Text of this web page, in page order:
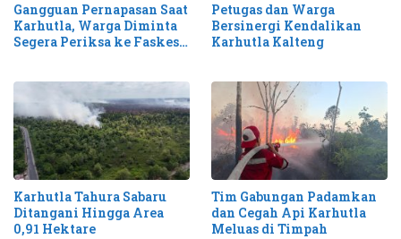
Gangguan Pernapasan Saat
Karhutla, Warga Diminta
Segera Periksa ke Faskes
Petugas dan Warga
Bersinergi Kendalikan
Karhutla Kalteng
Karhutla Tahura Sabaru
Ditangani Hingga Area
0,91 Hektare
Tim Gabungan Padamkan
dan Cegah Api Karhutla
Meluas di Timpah